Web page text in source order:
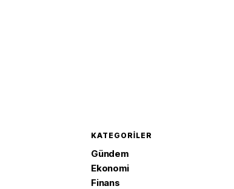
KATEGORILER
Gündem
Ekonomi
Finans